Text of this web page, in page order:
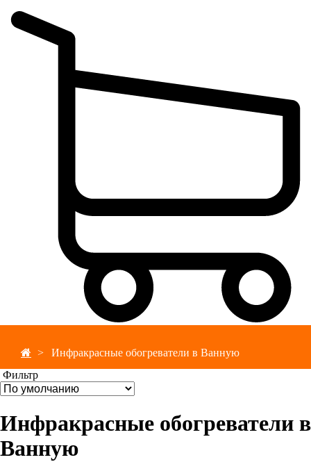
Инфракрасные обогреватели в Ванную
Фильтр
Инфракрасные обогреватели в
Ванную